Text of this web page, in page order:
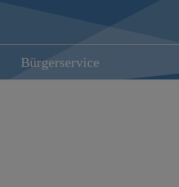
Bürgerservice